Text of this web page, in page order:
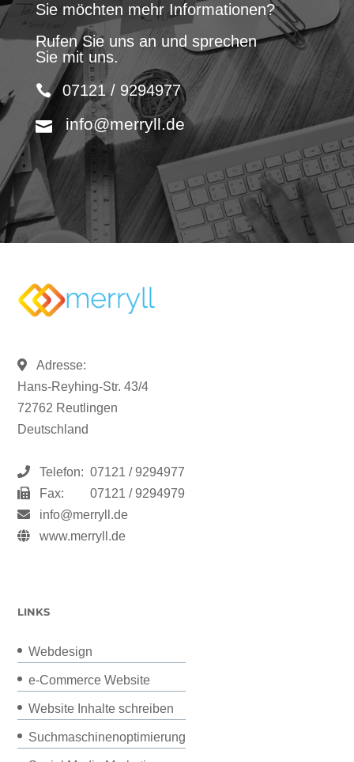
Sie möchten mehr Informationen?
Rufen Sie uns an und sprechen
Sie mit uns.
07121 / 9294977
info@merryll.de
Adresse:
Hans-Reyhing-Str. 43/4
72762 Reutlingen
Deutschland
Telefon: 07121 / 9294977
Fax:
07121 / 9294979
info@merryll.de
www.merryll.de
LINKS
Webdesign
e-Commerce Website
Website Inhalte schreiben
Suchmaschinenoptimierung